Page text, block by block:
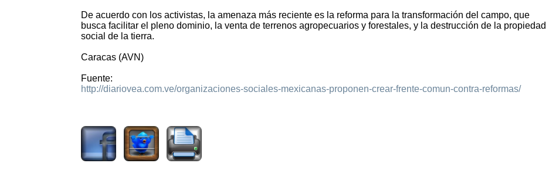
De acuerdo con los activistas, la amenaza más reciente es la reforma para la transformación del campo, que
busca facilitar el pleno dominio, la venta de terrenos agropecuarios y forestales, y la destrucción de la propiedad
social de la tierra.
Caracas (AVN)
Fuente:
http://diariovea.com.ve/organizaciones-sociales-mexicanas-proponen-crear-frente-comun-contra-reformas/